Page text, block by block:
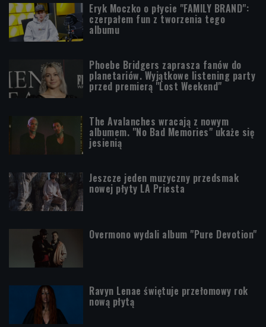
Eryk Moczko o płycie "FAMILY BRAND":
czerpałem fun z tworzenia tego
albumu
Phoebe Bridgers zaprasza fanów do
planetariów. Wyjątkowe listening party
przed premierą "Lost Weekend"
The Avalanches wracają z nowym
albumem. "No Bad Memories" ukaże się
jesienią
Jeszcze jeden muzyczny przedsmak
nowej płyty LA Priesta
Overmono wydali album "Pure Devotion"
Ravyn Lenae świętuje przełomowy rok
nową płytą